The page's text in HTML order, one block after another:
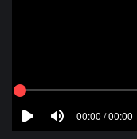
00:00 / 00:00